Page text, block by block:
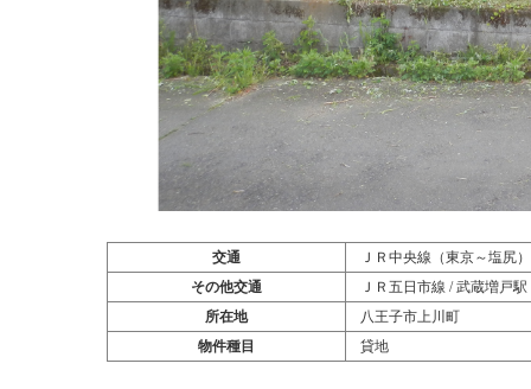
交通
ＪＲ中央線（東京～塩尻
その他交通
ＪＲ五日市線 / 武蔵増戸駅
所在地
八王子市上川町
物件種目
貸地